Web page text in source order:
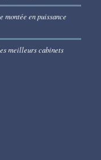
montée en puissance
meilleurs cabinets